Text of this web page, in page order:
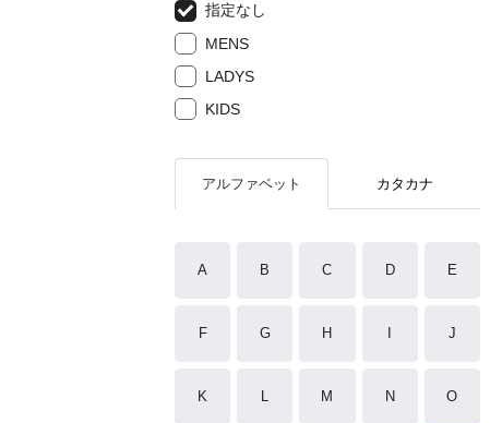
指定なし
MENS
LADYS
KIDS
アルファベット カタカナ
A B C D E
F G H J
K L M N O